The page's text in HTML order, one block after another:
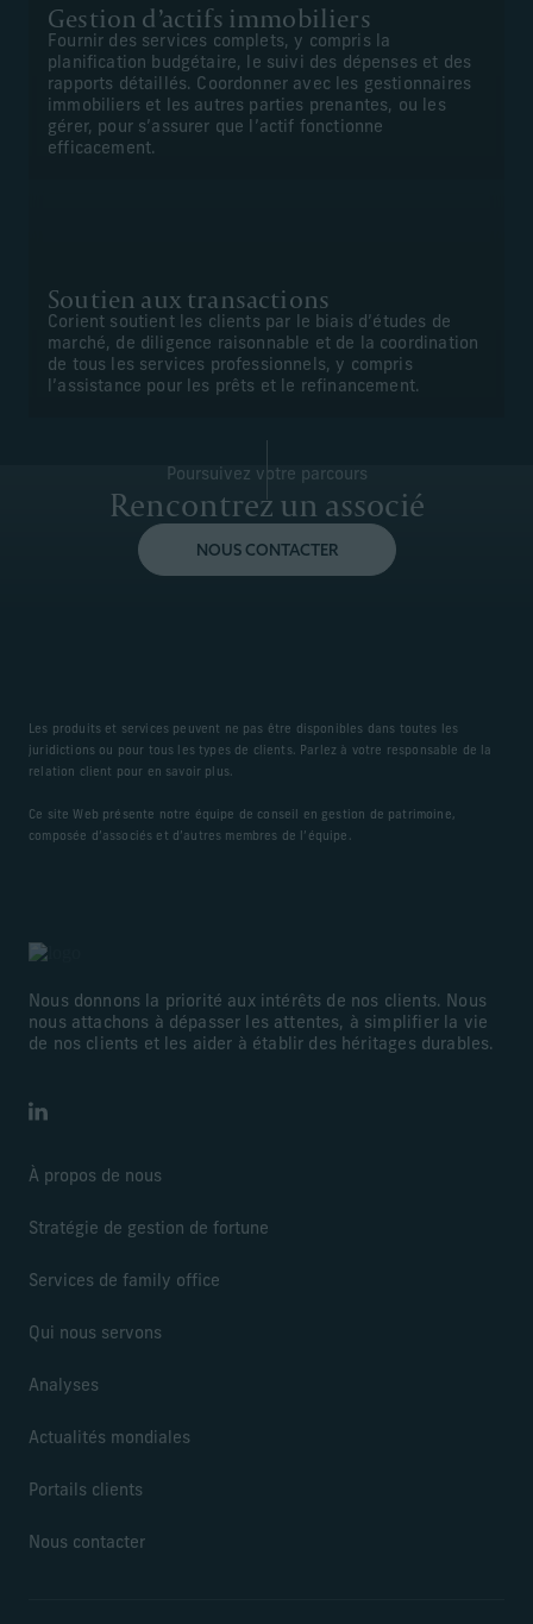
Gestion d’actifs immobiliers
Fournir des services complets, y compris la
planification budgétaire, le suivi des dépenses et des
rapports détaillés. Coordonner avec les gestionnaires
immobiliers et les autres parties prenantes, ou les
gérer, pour s’assurer que l’actif fonctionne
efficacement.
Soutien aux transactions
Corient soutient les clients par le biais d’études de
marché, de diligence raisonnable et de la coordination
de tous les services professionnels, y compris
l’assistance pour les prêts et le refinancement.
Poursuivez votre parcours
Rencontrez un associé
NOUS CONTACTER
Les produits et services peuvent ne pas être disponibles dans toutes les
juridictions ou pour tous les types de clients. Parlez à votre responsable de la
relation client pour en savoir plus.
Ce site Web présente notre équipe de conseil en gestion de patrimoine,
composée d’associés et d’autres membres de l’équipe.
Nous donnons la priorité aux intérêts de nos clients. Nous
nous attachons à dépasser les attentes, à simplifier la vie
de nos clients et les aider à établir des héritages durables.
LinkedIn
À propos de nous
Stratégie de gestion de fortune
Services de family office
Qui nous servons
Analyses
Actualités mondiales
Portails clients
Nous contacter